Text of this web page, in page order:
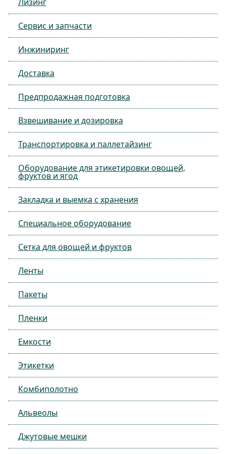
Сервис и запчасти
Инжиниринг
Доставка
Предпродажная подготовка
Взвешивание и дозировка
Транспортировка и паллетайзинг
Оборудование для этикетировки овощей,
фруктов и ягод
Закладка и выемка с хранения
Специальное оборудование
Сетка для овощей и фруктов
Ленты
Пакеты
Пленки
Емкости
Этикетки
Комбиполотно
Альвеолы
Джутовые мешки